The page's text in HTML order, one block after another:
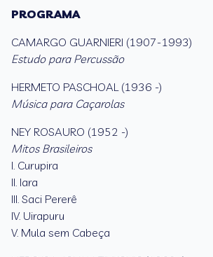
PROGRAMA
CAMARGO GUARNIERI (1907-1993)
Estudo para Percussão
HERMETO PASCHOAL (1936 -)
Música para Caçarolas
NEY ROSAURO (1952 -)
Mitos Brasileiros
I. Curupira
II. Iara
III. Saci Pererê
IV. Uirapuru
V. Mula sem Cabeça